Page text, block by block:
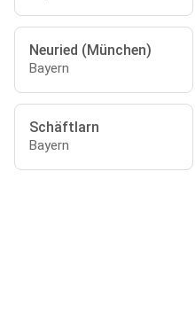
Neuried (München)
Bayern
Schäftlarn
Bayern